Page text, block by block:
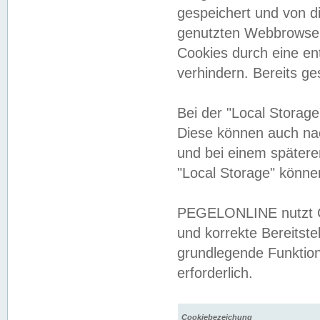
gespeichert und von
genutzten
Cookies durch eine
verhindern. Bereits
Bei der "Local
Diese können auch
und bei einem
"Local Storage"
PEGELONLINE nutzt
und korrekte
grundlegende
erforderlich.
Cookiebezeichung